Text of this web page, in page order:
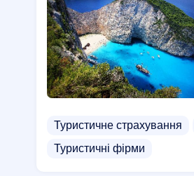
Туристичне страхування
Туристичні фірми